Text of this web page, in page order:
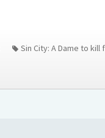
Sin City: A Dame to kill